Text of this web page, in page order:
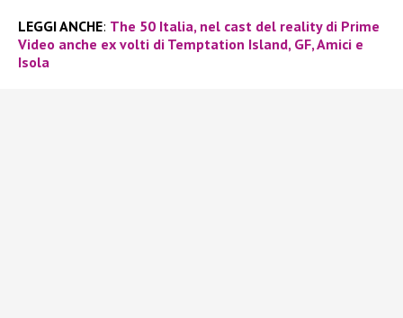
LEGGI ANCHE: The 50 Italia, nel cast del reality di Prime
Video anche ex volti di Temptation Island, GF, Amici e
Isola